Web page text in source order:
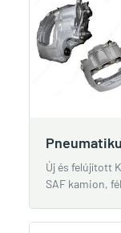
Új és felújított
SAF kamion,